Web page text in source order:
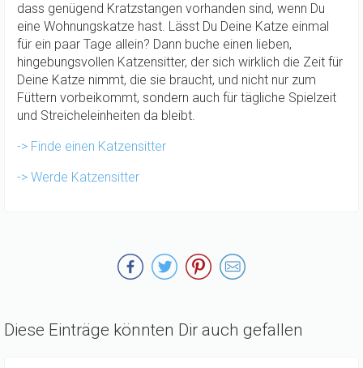
dass genügend Kratzstangen vorhanden sind, wenn Du
eine Wohnungskatze hast. Lässt Du Deine Katze einmal
für ein paar Tage allein? Dann buche einen lieben,
hingebungsvollen Katzensitter, der sich wirklich die Zeit für
Deine Katze nimmt, die sie braucht, und nicht nur zum
Füttern vorbeikommt, sondern auch für tägliche Spielzeit
und Streicheleinheiten da bleibt.
-> Finde einen Katzensitter
-> Werde Katzensitter
Diese Einträge könnten Dir auch gefallen